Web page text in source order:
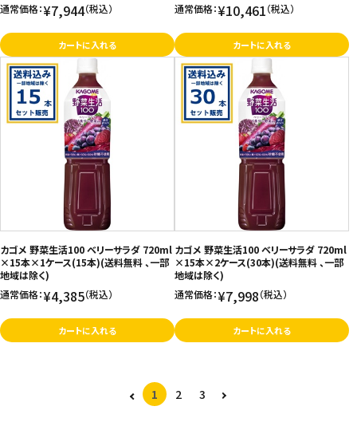
通常価格：¥7,944（税込）
カートに入れる
通常価格：¥10,461（税込）
カートに入れる
カゴメ 野菜生活100 ベリーサラダ 720ml
×15本×1ケース(15本)(送料無料 、一部
地域は除く)
通常価格：¥4,385（税込）
カートに入れる
カゴメ 野菜生活100 ベリーサラダ 720ml
×15本×2ケース(30本)(送料無料 、一部
地域は除く)
通常価格：¥7,998（税込）
カートに入れる
1 2 3